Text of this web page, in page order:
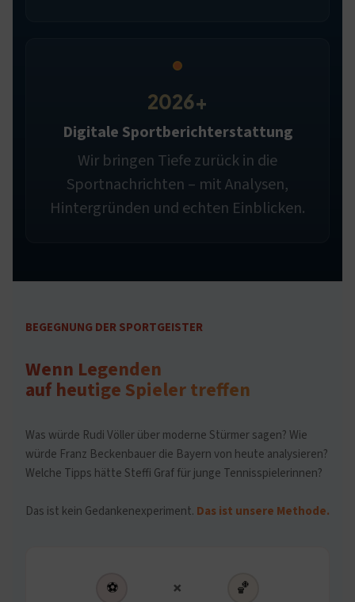
2026+
Digitale Sportberichterstattung
Wir bringen Tiefe zurück in die
Sportnachrichten – mit Analysen,
Hintergründen und echten Einblicken.
BEGEGNUNG DER SPORTGEISTER
Wenn Legenden
auf heutige Spieler treffen
Was würde Rudi Völler über moderne Stürmer sagen? Wie
würde Franz Beckenbauer die Bayern von heute analysieren?
Welche Tipps hätte Steffi Graf für junge Tennisspielerinnen?
Das ist kein Gedankenexperiment. Das ist unsere Methode.
⚽ × 🏀